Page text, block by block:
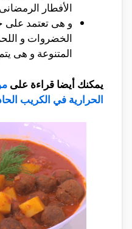
الأفطار
و هى تعتمد على
الخضروات و
المتنوعة و هى
يمكنك أيضا قراءة على
الحرارية في الكريب